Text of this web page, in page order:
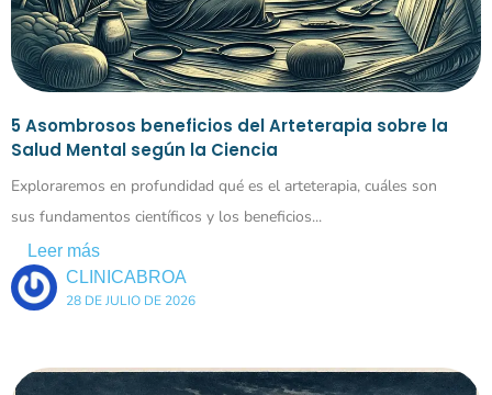
5 Asombrosos beneficios del Arteterapia sobre la
Salud Mental según la Ciencia
Exploraremos en profundidad qué es el arteterapia, cuáles son
sus fundamentos científicos y los beneficios...
Leer más
CLINICABROA
28 DE JULIO DE 2026